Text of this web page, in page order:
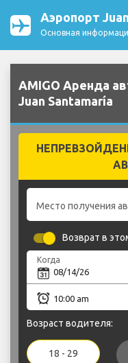
Аэропорт
Основная
AMIGO Аренда
Juan Santamaría
Место получения
Возврат в
Когда
Возраст водителя:
18 - 29